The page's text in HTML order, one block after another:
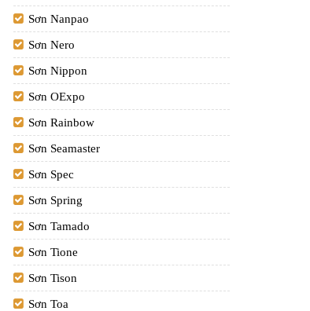
Sơn Nanpao
Sơn Nero
Sơn Nippon
Sơn OExpo
Sơn Rainbow
Sơn Seamaster
Sơn Spec
Sơn Spring
Sơn Tamado
Sơn Tione
Sơn Tison
Sơn Toa